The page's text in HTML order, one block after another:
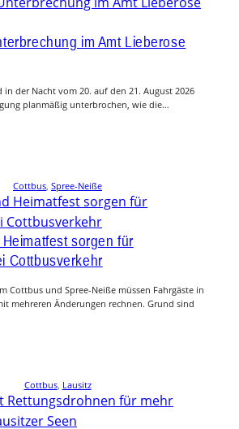
im Amt Lieberose
in der Nacht vom 20. auf den 21. August 2026
planmäßig unterbrochen, wie die…
Cottbus, Spree-Neiße
sorgen für
Cottbusverkehr
Cottbus und Spree-Neiße müssen Fahrgäste in
mehreren Änderungen rechnen. Grund sind
Cottbus, Lausitz